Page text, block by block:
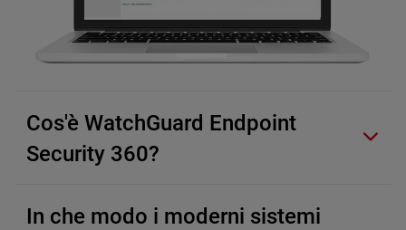
Cos'è WatchGuard Endpoint
Security 360?
In che modo i moderni sistemi